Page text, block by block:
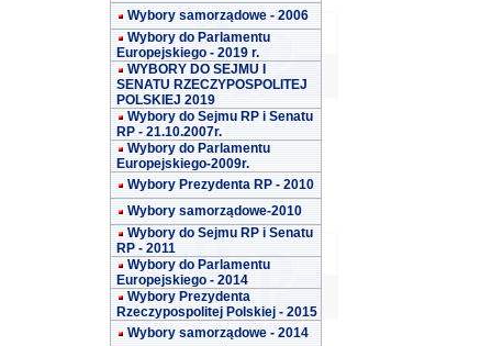
Wybory samorządowe - 2006
Wybory do Parlamentu
Europejskiego - 2019 r.
WYBORY DO SEJMU I
SENATU RZECZYPOSPOLITEJ
POLSKIEJ 2019
Wybory do Sejmu RP i Senatu
RP - 21.10.2007r.
Wybory do Parlamentu
Europejskiego-2009r.
Wybory Prezydenta RP - 2010
Wybory samorządowe-2010
Wybory do Sejmu RP i Senatu
RP - 2011
Wybory do Parlamentu
Europejskiego - 2014
Wybory Prezydenta
Rzeczypospolitej Polskiej - 2015
Wybory samorządowe - 2014